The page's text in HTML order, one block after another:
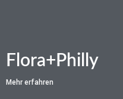
Flora+Philly
Mehr erfahren